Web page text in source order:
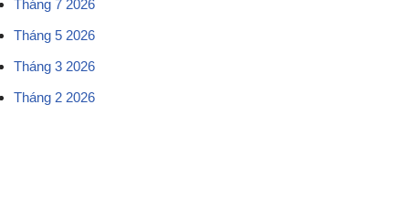
Tháng 7 2026
Tháng 5 2026
Tháng 3 2026
Tháng 2 2026